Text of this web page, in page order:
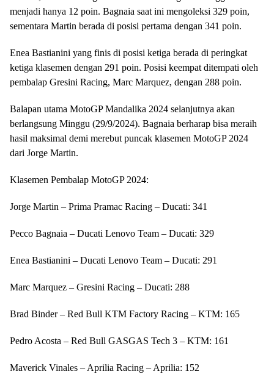
menjadi hanya 12 poin. Bagnaia saat ini mengoleksi 329 poin,
sementara Martin berada di posisi pertama dengan 341 poin.
Enea Bastianini yang finis di posisi ketiga berada di peringkat
ketiga klasemen dengan 291 poin. Posisi keempat ditempati oleh
pembalap Gresini Racing, Marc Marquez, dengan 288 poin.
Balapan utama MotoGP Mandalika 2024 selanjutnya akan
berlangsung Minggu (29/9/2024). Bagnaia berharap bisa meraih
hasil maksimal demi merebut puncak klasemen MotoGP 2024
dari Jorge Martin.
Klasemen Pembalap MotoGP 2024:
Jorge Martin – Prima Pramac Racing – Ducati: 341
Pecco Bagnaia – Ducati Lenovo Team – Ducati: 329
Enea Bastianini – Ducati Lenovo Team – Ducati: 291
Marc Marquez – Gresini Racing – Ducati: 288
Brad Binder – Red Bull KTM Factory Racing – KTM: 165
Pedro Acosta – Red Bull GASGAS Tech 3 – KTM: 161
Maverick Vinales – Aprilia Racing – Aprilia: 152